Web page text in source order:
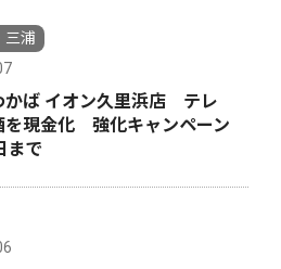
三浦
かば イオン久里浜店 テレ
を現金化 強化キャンペーン
まで